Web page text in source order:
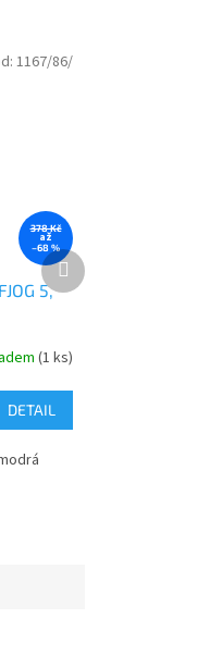
378 Kč
až
–68 %
5,
(1 ks)
DETAIL
1167/86/
Další
produkt